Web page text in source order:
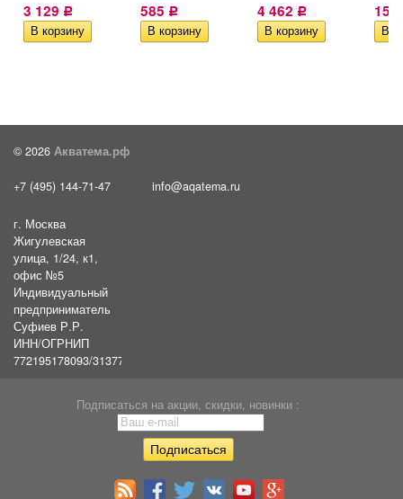
3 129 Р 585 Р 4 462 Р
© 2026 Акватема.рф
+7 (495) 144-71-47 info@aqatema.ru
г. Москва
Жигулевская
улица, 1/24, к1,
офис №5
Индивидуальный
предприниматель
Суфиев Р.Р.
ИНН/ОГРНИП
772195178093/31377461610054
Подписаться на акции, скидки, новинки :